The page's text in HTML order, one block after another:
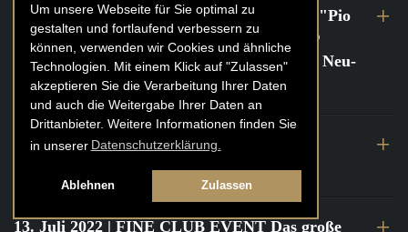
Um unsere Webseite für Sie optimal zu
gestalten und fortlaufend verbessern zu
können, verwenden wir Cookies und ähnliche
Technologien. Mit einem Klick auf "Zulassen"
akzeptieren Sie die Verarbeitung Ihrer Daten
und auch die Weitergabe Ihrer Daten an
Drittanbieter. Weitere Informationen finden Sie
in unserer Datenschutzerklärung.
Ablehnen Zulassen
22. Juli 2022| FINE CLUB Private Dinner "Pio
Cesare" mit Tochter Frederica Pio Boffa @
FINE CLUB Clubhouse Alter Haferkasten, Neu-
Isenburg
21. bis 22. Juli 2022| FINE CLUB Travels
Frankreich Burgund Kurztrip
13. Juli 2022 | FINE CLUB EVENT Das große